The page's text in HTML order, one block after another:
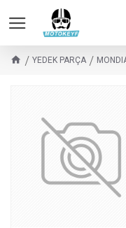
YEDEK PARÇA